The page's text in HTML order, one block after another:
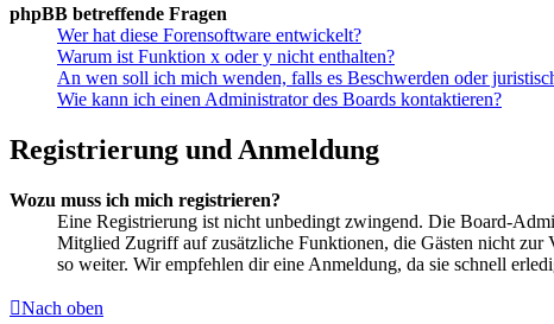
phpBB betreffende Fragen
Wer hat diese Forensoftware entwickelt?
Warum ist Funktion x oder y nicht enthalten?
An wen soll ich mich wenden, falls es Beschwerden oder
Wie kann ich einen Administrator des Boards kontaktieren?
Registrierung und Anmeldung
Wozu muss ich mich registrieren?
Eine Registrierung ist nicht unbedingt zwingend. Die Board-
Mitglied Zugriff auf zusätzliche Funktionen, die Gästen nicht zur
so weiter. Wir empfehlen dir eine Anmeldung, da sie schnell
Nach oben